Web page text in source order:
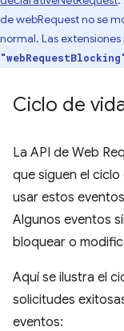
de webRequest no se
normal. Las
Ciclo de
La API de Web
que siguen el
usar estos
Algunos eventos
bloquear o
Aquí se ilustra el
solicitudes
eventos: